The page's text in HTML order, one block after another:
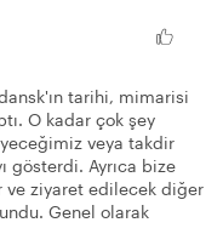
tarihi, mimarisi
O kadar çok şey
veya takdir
gösterdi. Ayrıca bize
ve ziyaret edilecek diğer
Genel olarak